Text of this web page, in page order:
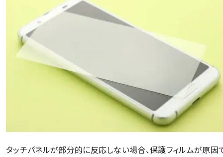
タッチパネルが部分的に反応しない場合、保護フィルムが原因